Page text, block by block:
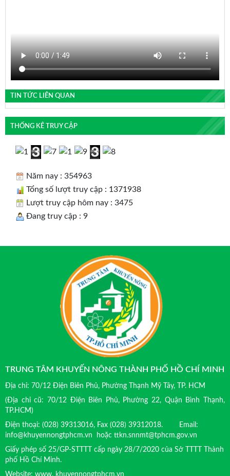
TIN TỨC LIÊN QUAN
THỐNG KÊ TRUY CẬP
Năm nay : 354963
Tổng số lượt truy cập : 1371938
Lượt truy cập hôm nay : 3475
Đang truy cập : 9
TRUNG TÂM KHUYẾN NÔNG THÀNH PHỐ HỒ CHÍ MINH
Địa chỉ: 70/12 Điện Biên Phủ, Phường Thạnh Mỹ Tây, TP. HCM
(Địa chỉ cũ: 70/12 Điện Biên Phủ, Phường 22, Quận Bình Thạnh,
TP.HCM)
Điện thoại: (028) 39313016, Fax (028) 39312018. Email:
info@khuyennongtphcm.vn hoặc ttkn.snnmt@tphcm.gov.vn
Giấy phép số 25/GP-STTTT cấp ngày 28/7/2020 của Sở TTTT Thành
phố Hồ Chí Minh.
Website: www. khuyennongtphcm.vn